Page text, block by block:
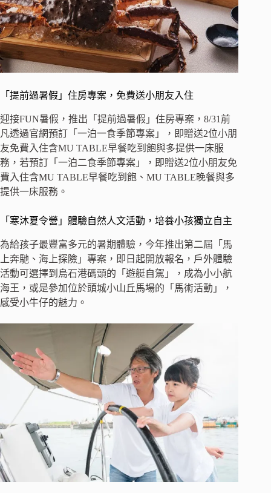
「提前過暑假」住房專案，免費送小朋友入住
迎接FUN暑假，推出「提前過暑假」住房專案，8/31前
凡透過官網預訂「一泊一食季節專案」，即贈送2位小朋
友免費入住含MU TABLE早餐吃到飽與多提供一床服
務，若預訂「一泊二食季節專案」，即贈送2位小朋友免
費入住含MU TABLE早餐吃到飽、MU TABLE晚餐與多
提供一床服務。
「寒沐夏令營」體驗自然人文活動，培養小孩獨立自主
為給孩子最豐富多元的暑期體驗，今年推出第二屆「馬
上奔馳、海上探險」專案，即日起開放報名，戶外體驗
活動可選擇到烏石港碼頭的「遊艇自駕」，成為小小航
海王，或是參加位於頭城小山丘馬場的「馬術活動」，
感受小牛仔的魅力。